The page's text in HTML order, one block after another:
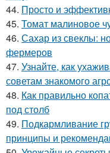
44. Просто и
45. Томат малиновое
46. Сахар из свеклы:
фермеров
47. Узнайте, как
советам знакомого
48. Как правильно
под столб
49. Подкармливание
принципы и